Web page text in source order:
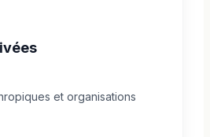
et organisations